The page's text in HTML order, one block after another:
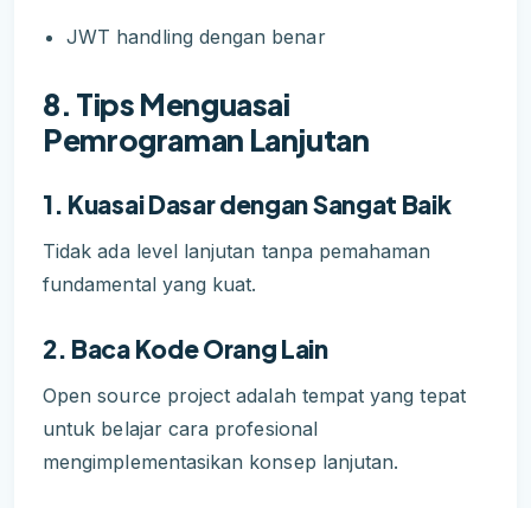
JWT handling dengan benar
8. Tips Menguasai
Pemrograman Lanjutan
1. Kuasai Dasar dengan Sangat Baik
Tidak ada level lanjutan tanpa pemahaman
fundamental yang kuat.
2. Baca Kode Orang Lain
Open source project adalah tempat yang tepat
untuk belajar cara profesional
mengimplementasikan konsep lanjutan.